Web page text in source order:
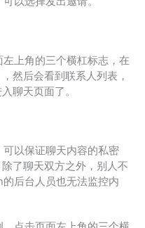
上角的三个横杠标志，在
然后会看到联系人列表，
聊天页面了。
以保证聊天内容的私密
了聊天双方之外，别人不
后台人员也无法监控内